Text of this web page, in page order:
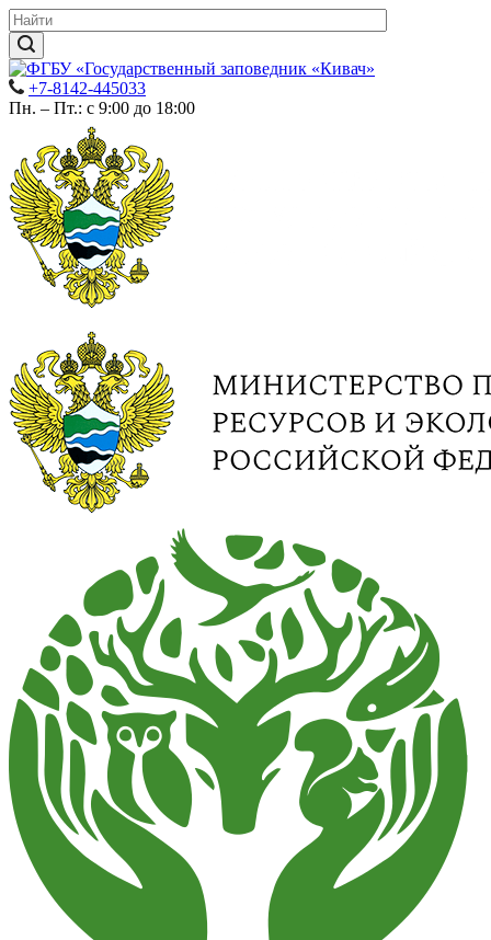
+7-8142-445033
Пн. – Пт.: с 9:00 до 18:00